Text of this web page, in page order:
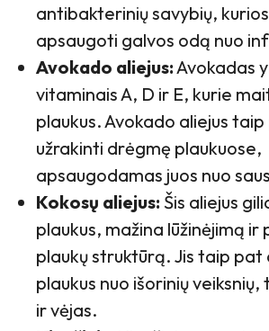
antibakterinių savybių,
apsaugoti galvos odą nuo
Avokado aliejus:Avokadas
vitaminais A, D ir E, kurie
plaukus. Avokado aliejus
užrakinti drėgmę plaukuose,
apsaugodamas juos nuo
Kokosų aliejus: Šis aliejus
plaukus, mažina lūžinėjimą
plaukų struktūrą. Jis taip pat
plaukus nuo išorinių veiksnių,
ir vėjas.